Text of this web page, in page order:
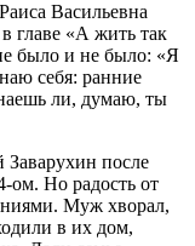
Васильевна
главе «А жить так
было и не было: «Я
себя: ранние
ли, думаю, ты
Заварухин после
ом. Но радость от
Муж хворал,
в их дом,